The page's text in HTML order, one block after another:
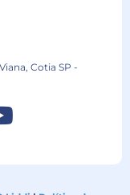
Cotia SP -